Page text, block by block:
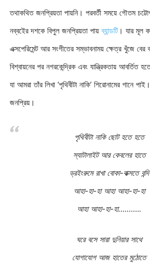
তথাকথিত জনপ্রিয়তা পায়নি। পরবর্তী সময়ে গৌতম
নব্বইের দশকে বিপুল জনপ্রিয়তা পায়ব্যান্ডটি। যার মূল
এক্সপেরিমেন্ট আর সংগীতের সম্ভাবনাময় ক্ষেত্র খুঁজে
বিশ্বায়নের পর নগরকেন্দ্রিক এবং যান্ত্রিকতায় আবর্তিত
যা আমরা তাঁর লিখা ‘পৃথিবীটা নাকি’ শিরোনামের গানে
জনপ্রিয়।
পৃথিবীটা নাকি ছোট হতে হতে
স্যাটালাইট আর কেবলের হাতে
ড্রইংরুমে রাখা বোকা-বাক্সতে বন্দি
আহা-হা-হা আহা আহা-হা-হা
আহা আহা-হা-হা………..
ঘরে বসে সারা দুনিয়ার সাথে
যোগাযোগ আজ হাতের মুঠোতে